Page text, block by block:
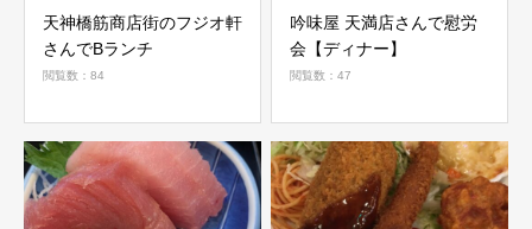
天神橋筋商店街のフジオ軒
さんでBランチ
閲覧数：84
吟味屋 天満店さんで慰労
会【ディナー】
閲覧数：47